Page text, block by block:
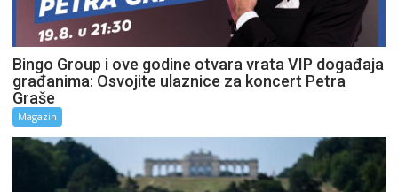
Bingo Group i ove godine otvara vrata VIP događaja
građanima: Osvojite ulaznice za koncert Petra
Graše
Magazin